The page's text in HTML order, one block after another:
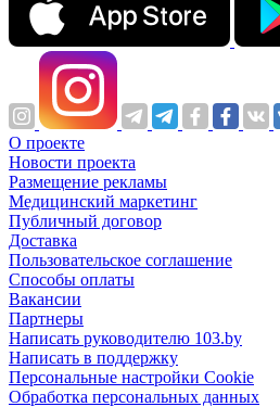
О проекте
Новости проекта
Размещение рекламы
Медицинский маркетинг
Публичный договор
Доставка
Пользовательское соглашение
Способы оплаты
Вакансии
Партнеры
Написать руководителю 103.by
Написать в поддержку
Персональные настройки Cookie
Обработка персональных данных